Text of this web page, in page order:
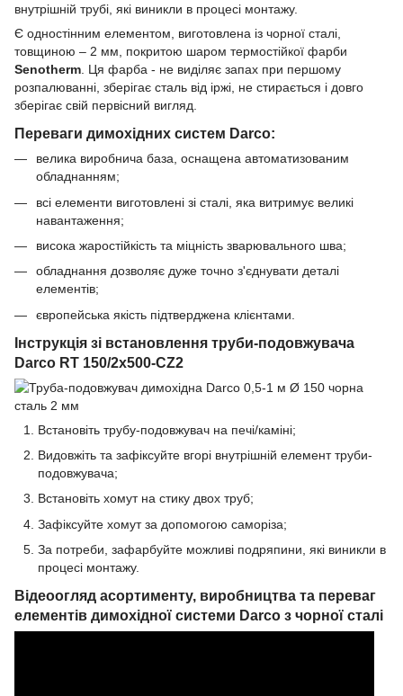
внутрішній трубі, які виникли в процесі монтажу.
Є одностінним елементом, виготовлена із чорної сталі,
товщиною – 2 мм, покритою шаром термостійкої фарби
Senotherm. Ця фарба - не виділяє запах при першому
розпалюванні, зберігає сталь від іржі, не стирається і довго
зберігає свій первісний вигляд.
Переваги димохідних систем Darco:
велика виробнича база, оснащена автоматизованим
обладнанням;
всі елементи виготовлені зі сталі, яка витримує великі
навантаження;
висока жаростійкість та міцність зварювального шва;
обладнання дозволяє дуже точно з'єднувати деталі
елементів;
європейська якість підтверджена клієнтами.
Інструкція зі встановлення труби-подовжувача
Darco RT 150/2x500-CZ2
Встановіть трубу-подовжувач на печі/каміні;
Видовжіть та зафіксуйте вгорі внутрішній елемент труби-
подовжувача;
Встановіть хомут на стику двох труб;
Зафіксуйте хомут за допомогою саморіза;
За потреби, зафарбуйте можливі подряпини, які виникли в
процесі монтажу.
Відеоогляд асортименту, виробництва та переваг
елементів димохідної системи Darco з чорної сталі